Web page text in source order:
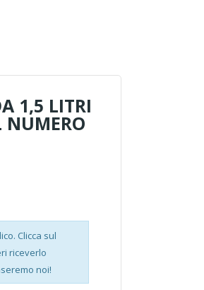
1,5 LITRI
NUMERO
Clicca sul
riceverlo
noi!